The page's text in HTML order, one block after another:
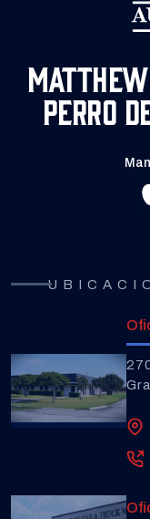
Perro